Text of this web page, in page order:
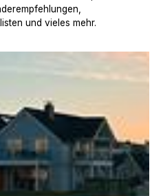
und vieles mehr.
und Don im "Lütten